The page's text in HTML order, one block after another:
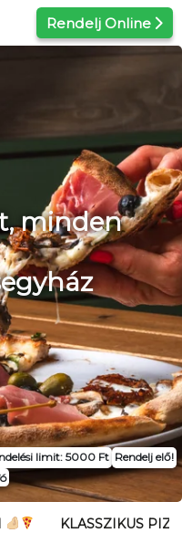
Rendelj Online
minden
limit: 5000 Ft Rendelj elő!
KLASSZIKUS